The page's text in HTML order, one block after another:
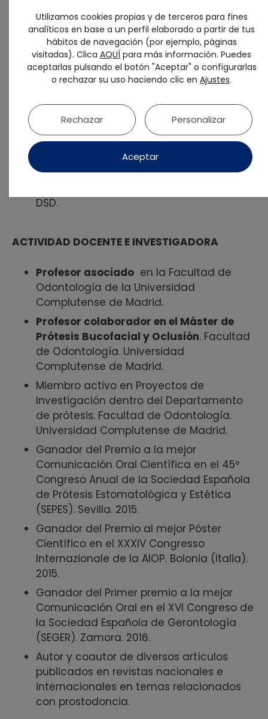
Donado y Dr. López-Quiles.
Certificado Universitario en Disfunción
Temporo Mandibular y Dolor Orofacial por
el Dr. Okeson.
Certificado en Carillas LUMINNERS
Certificado en DSD (Digital Smile Design
and Interdisciplinary Communication in
Esthetic Dentistry).
Certificado como DSD PLANNER (Digital
Smile Design) Autorizado para trabajar
DSD.
ACTIVIDAD DOCENTE E INVESTIGADORA
Profesor asociado en la Facultad de
Odontología de la Universidad
Complutense de Madrid.
Profesor colaborador en el Máster de
Prótesis Bucofacial y Oclusión. Facultad
de Odontología. Universidad
Complutense de Madrid.
Miembro activo en Proyectos de
Investigación dentro del Departamento
de prótesis. Facultad de Odontología.
Universidad Complutense de Madrid.
Ganador del Premio a la mejor
Comunicación Oral Científica en el 45º
Congreso Anual de la Sociedad Española
de Prótesis Estomatológica y Estética
(SEPES). Sevilla. 2015.
Ganador del Premio al mejor Póster
Científico en el XXXIV Congresso
Internazionale de la AIOP. Bolonia (Italia).
2015.
Ganador del Primer premio a la mejor
Comunicación Oral en el XVI Congreso de
la Sociedad Española de Gerontología
(SEGER). Zamora. 2016.
Autor y coautor de diversos artículos
publicados en revistas nacionales e
internacionales en temas relacionados
con prostodoncia.
Utilizamos cookies propias y de terceros para fines
analíticos en base a un perfil elaborado a partir de tus
hábitos de navegación (por ejemplo, páginas
visitadas). Clica AQUÍ para más información. Puedes
aceptarlas pulsando el botón "Aceptar" o configurarlas
o rechazar su uso haciendo clic en Ajustes.
Aceptar
Rechazar Personalizar